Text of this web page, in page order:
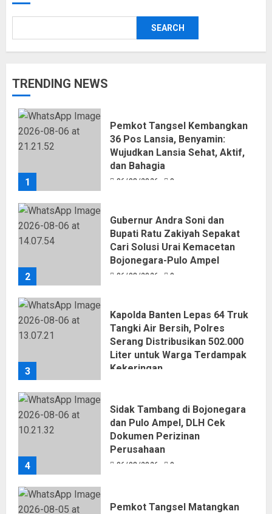
SEARCH
TRENDING NEWS
1
Pemkot Tangsel Kembangkan
36 Pos Lansia, Benyamin:
Wujudkan Lansia Sehat, Aktif,
dan Bahagia
06/08/2026 0
2
Gubernur Andra Soni dan
Bupati Ratu Zakiyah Sepakat
Cari Solusi Urai Kemacetan
Bojonegara-Pulo Ampel
06/08/2026 0
3
Kapolda Banten Lepas 64 Truk
Tangki Air Bersih, Polres
Serang Distribusikan 502.000
Liter untuk Warga Terdampak
Kekeringan
4
Sidak Tambang di Bojonegara
dan Pulo Ampel, DLH Cek
Dokumen Perizinan
Perusahaan
06/08/2026 0
Pemkot Tangsel Matangkan